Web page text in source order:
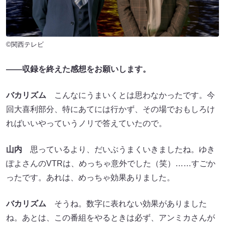
©関西テレビ
――収録を終えた感想をお願いします。
バカリズム こんなにうまいくとは思わなかったです。今
回大喜利部分、特にあてには行かず、その場でおもしろけ
ればいいやっていうノリで答えていたので。
山内 思っているより、だいぶうまくいきましたね。ゆき
ぽよさんのVTRは、めっちゃ意外でした（笑）……すごか
ったです。あれは、めっちゃ効果ありました。
バカリズム そうね。数字に表れない効果がありました
ね。あとは、この番組をやるときは必ず、アンミカさんが